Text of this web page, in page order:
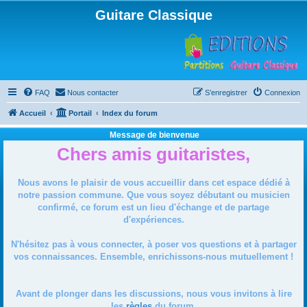
Guitare Classique
FAQ Nous contacter Connexion
S’enregistrer
Accueil Portail Index du forum
Message de bienvenue
Chers amis guitaristes,
Nous avons le plaisir de vous accueillir dans cet espace dédié à
notre passion commune. Que vous soyez débutant ou musicien
confirmé, ce forum est un lieu d'échange et de partage
d'expériences.
N'hésitez pas à vous connecter, à poser vos questions et à partager
vos connaissances. Ensemble, enrichissons-nous mutuellement !
Avant de plonger dans les discussions, nous vous invitons à lire